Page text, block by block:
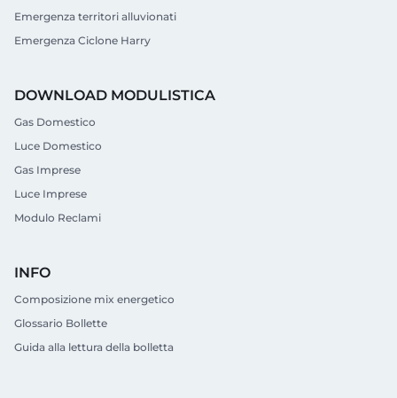
Emergenza territori alluvionati
Emergenza Ciclone Harry
DOWNLOAD MODULISTICA
Gas Domestico
Luce Domestico
Gas Imprese
Luce Imprese
Modulo Reclami
INFO
Composizione mix energetico
Glossario Bollette
Guida alla lettura della bolletta